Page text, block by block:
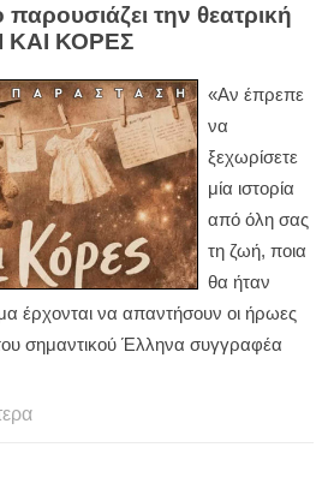
την θεατρική
ΚΑΙ ΚΟΡΕΣ
«Αν έπρεπε
να
ξεχωρίσετε
μία ιστορία
από όλη σας
τη ζωή, ποια
θα ήταν
έρχονται να απαντήσουν οι ήρωες
σημαντικού Έλληνα συγγραφέα